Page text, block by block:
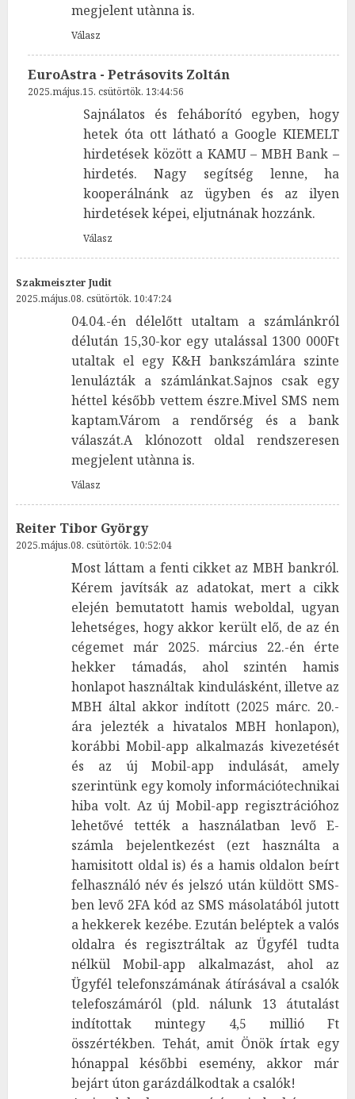
megjelent utànna is.
Válasz
EuroAstra - Petrásovits Zoltán
2025.május.15. csütörtök. 13:44:56
Sajnálatos és feháborító egyben, hogy
hetek óta ott látható a Google KIEMELT
hirdetések között a KAMU – MBH Bank –
hirdetés. Nagy segítség lenne, ha
kooperálnánk az ügyben és az ilyen
hirdetések képei, eljutnának hozzánk.
Válasz
Szakmeiszter Judit
2025.május.08. csütörtök. 10:47:24
04.04.-én délelőtt utaltam a számlánkról
délután 15,30-kor egy utalással 1300 000Ft
utaltak el egy K&H bankszámlára szinte
lenulázták a számlánkat.Sajnos csak egy
héttel később vettem észre.Mivel SMS nem
kaptam.Várom a rendőrség és a bank
válaszát.A klónozott oldal rendszeresen
megjelent utànna is.
Válasz
Reiter Tibor György
2025.május.08. csütörtök. 10:52:04
Most láttam a fenti cikket az MBH bankról.
Kérem javítsák az adatokat, mert a cikk
elején bemutatott hamis weboldal, ugyan
lehetséges, hogy akkor került elő, de az én
cégemet már 2025. március 22.-én érte
hekker támadás, ahol szintén hamis
honlapot használtak kindulásként, illetve az
MBH által akkor indított (2025 márc. 20.-
ára jelezték a hivatalos MBH honlapon),
korábbi Mobil-app alkalmazás kivezetését
és az új Mobil-app indulását, amely
szerintünk egy komoly információtechnikai
hiba volt. Az új Mobil-app regisztrációhoz
lehetővé tették a használatban levő E-
számla bejelentkezést (ezt használta a
hamisitott oldal is) és a hamis oldalon beírt
felhasználó név és jelszó után küldött SMS-
ben levő 2FA kód az SMS másolatából jutott
a hekkerek kezébe. Ezután beléptek a valós
oldalra és regisztráltak az Ügyfél tudta
nélkül Mobil-app alkalmazást, ahol az
Ügyfél telefonszámának átírásával a csalók
telefoszámáról (pld. nálunk 13 átutalást
indítottak mintegy 4,5 millió Ft
összértékben. Tehát, amit Önök írtak egy
hónappal későbbi esemény, akkor már
bejárt úton garázdálkodtak a csalók!